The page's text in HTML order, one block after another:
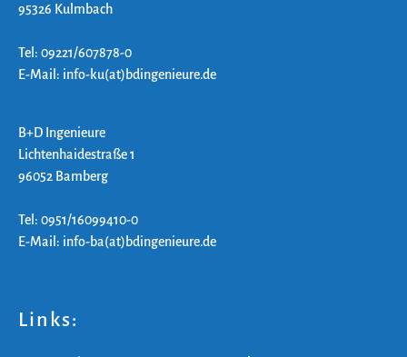
95326 Kulmbach
Tel: 09221/607878-0
E-Mail: info-ku(at)bdingenieure.de
B+D Ingenieure
Lichtenhaidestraße 1
96052 Bamberg
Tel: 0951/16099410-0
E-Mail: info-ba(at)bdingenieure.de
Links: